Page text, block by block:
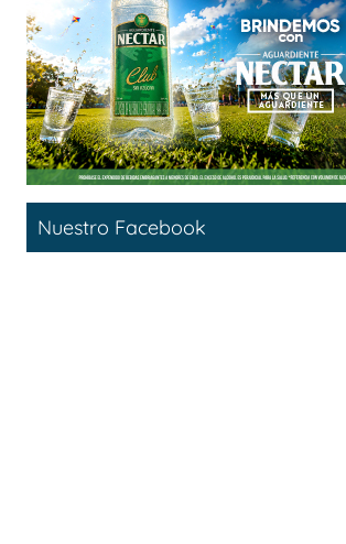
Nuestro Facebook